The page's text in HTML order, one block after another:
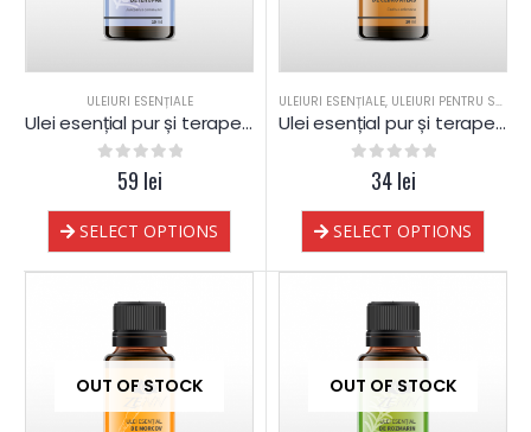
ULEIURI ESENȚIALE
Ulei esențial pur și terapeutic de Ienupăr
out of 5
59 lei
SELECT OPTIONS
ULEIURI ESENȚIALE, ULEIURI PENTRU SAUNA
Ulei esențial pur și terapeutic de Cedru Atlas
out of 5
34lei
SELECT OPTIONS
OUT OF STOCK OUT OF STOCK